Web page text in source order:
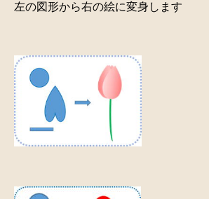
左の図形から右の絵に変身します